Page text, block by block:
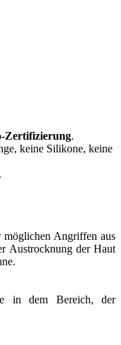
Zertifizierung.
keine Silikone, keine
Angriffen aus
Austrocknung der Haut
in dem Bereich, der